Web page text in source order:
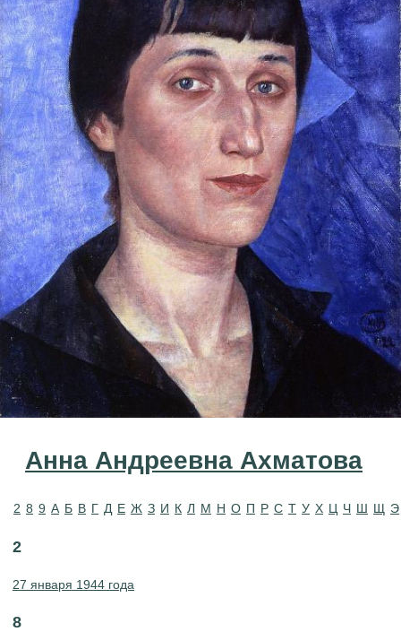
Анна Андреевна Ахматова
2 8 9 А Б В Г Д Е Ж З И К Л М Н О П Р С Т У Х Ц Ч Ш Щ Э
2
27 января 1944 года
8